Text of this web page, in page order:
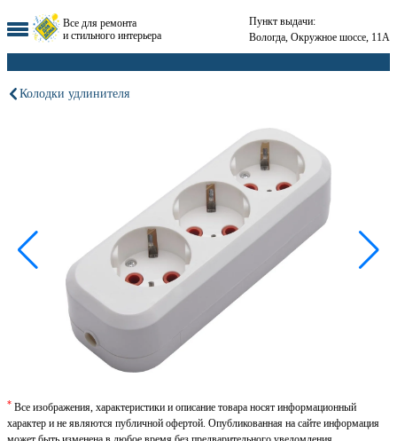
Все для ремонта
и стильного интерьера
Пункт выдачи:
Вологда, Окружное шоссе, 11А
Колодки удлинителя
* Все изображения, характеристики и описание товара носят информационный
характер и не являются публичной офертой. Опубликованная на сайте информация